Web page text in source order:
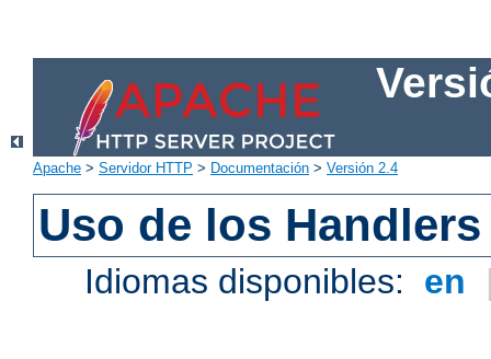
Apache > Servidor HTTP > Documentación > Versión 2.4
Uso de los
Idiomas disponibles: en